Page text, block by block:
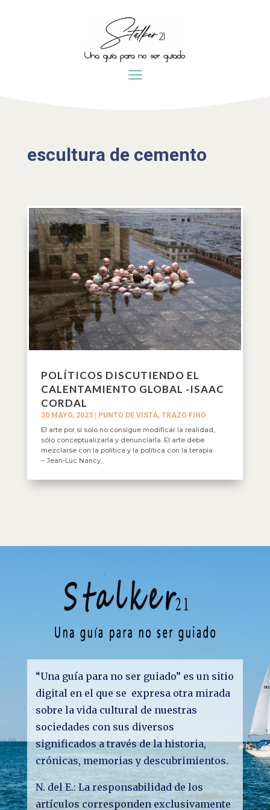
escultura de cemento
POLÍTICOS DISCUTIENDO EL
CALENTAMIENTO GLOBAL -ISAAC
CORDAL
30 MAYO, 2023| PUNTO DE VISTA, TRAZO FINO
El arte por sí solo no consigue modificar la realidad,
sólo conceptualizarla y denunciarla. El arte debe
mezclarse con la política y la política con la terapia.
– Jean-Luc Nancy
“Una guía para no ser guiado” es un sitio
digital en el que se expresa otra mirada
sobre la vida cultural de nuestras
sociedades con sus diversos
significados a través de la historia,
crónicas, memorias y descubrimientos.
N. del E.: La responsabilidad de los
artículos corresponden exclusivamente